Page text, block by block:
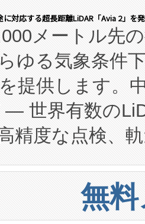
用した現地生
費用負担を大
幅に拡大する
Continuous
、施設設計・
転および知的
ングカリキュ
化段階におけ
立ち上げ調整
アンド：本社
）と、エンタ
は、日本にあ
蔵システム（
のAI搭載プラ
、運用に至る
、確保する事
ータセンター
な負担をかけ
対応する超長距離LiDAR「Avia 2」を
メートル先
ゆる気象条件
提供します。
— 世界有数の
精度な点検、
けるバルク材
Avia 2」を発
1,000メート
無